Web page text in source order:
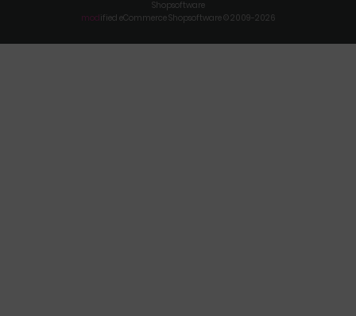
Shopsoftware
modified eCommerce Shopsoftware © 2009-2026